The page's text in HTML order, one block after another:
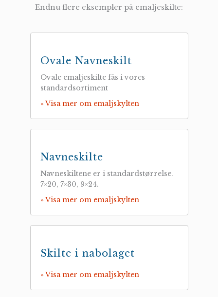
Endnu flere eksempler på emaljeskilte:
Ovale Navneskilt
Ovale emaljeskilte fås i vores
standardsortiment
» Visa mer om emaljskylten
Navneskilte
Navneskiltene er i standardstørrelse.
7×20, 7×30, 9×24.
» Visa mer om emaljskylten
Skilte i nabolaget
» Visa mer om emaljskylten